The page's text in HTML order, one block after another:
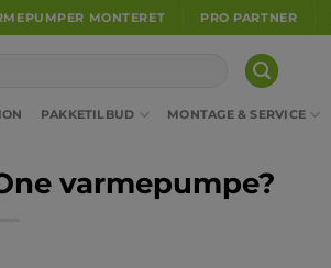
MONTERET PRO PARTNER
PAKKETILBUD MONTAGE & SERVICE
varmepumpe?